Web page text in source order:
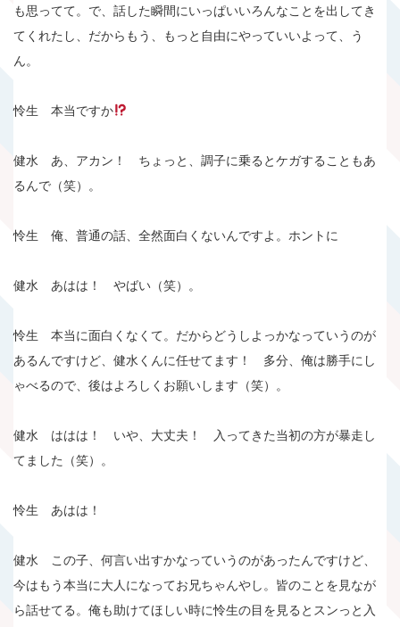
も思ってて。で、話した瞬間にいっぱいいろんなことを出してき
てくれたし、だからもう、もっと自由にやっていいよって、う
ん。
怜生 本当ですか
健水 あ、アカン！ ちょっと、調子に乗るとケガすることもあ
るんで（笑）。
怜生 俺、普通の話、全然面白くないんですよ。ホントに
健水 あはは！ やばい（笑）。
怜生 本当に面白くなくて。だからどうしよっかなっていうのが
あるんですけど、健水くんに任せてます！ 多分、俺は勝手にし
ゃべるので、後はよろしくお願いします（笑）。
健水 ははは！ いや、大丈夫！ 入ってきた当初の方が暴走し
てました（笑）。
怜生 あはは！
健水 この子、何言い出すかなっていうのがあったんですけど、
今はもう本当に大人になってお兄ちゃんやし。皆のことを見なが
ら話せてる。俺も助けてほしい時に怜生の目を見るとスンっと入